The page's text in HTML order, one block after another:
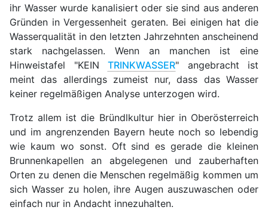
ihr Wasser wurde kanalisiert oder sie sind aus anderen
Gründen in Vergessenheit geraten. Bei einigen hat die
Wasserqualität in den letzten Jahrzehnten anscheinend
stark nachgelassen. Wenn an manchen ist eine
Hinweistafel "KEIN TRINKWASSER" angebracht ist
meint das allerdings zumeist nur, dass das Wasser
keiner regelmäßigen Analyse unterzogen wird.
Trotz allem ist die Bründlkultur hier in Oberösterreich
und im angrenzenden Bayern heute noch so lebendig
wie kaum wo sonst. Oft sind es gerade die kleinen
Brunnenkapellen an abgelegenen und zauberhaften
Orten zu denen die Menschen regelmäßig kommen um
sich Wasser zu holen, ihre Augen auszuwaschen oder
einfach nur in Andacht innezuhalten.